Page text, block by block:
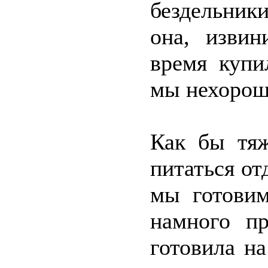
она,
время
мы
Как бы
питаться
мы
намного
готовила